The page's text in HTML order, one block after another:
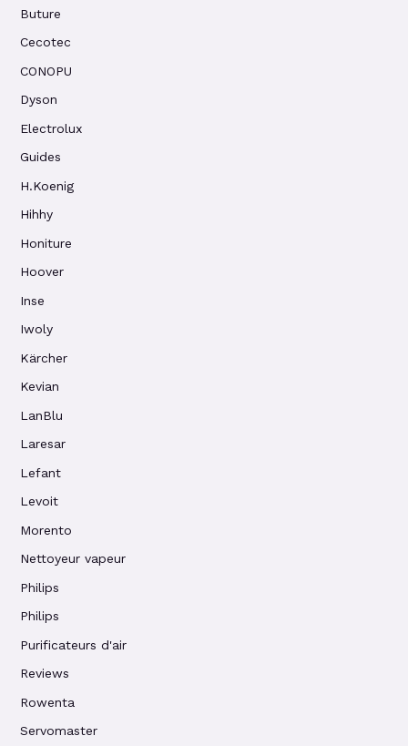
Buture
Cecotec
CONOPU
Dyson
Electrolux
Guides
H.Koenig
Hihhy
Honiture
Hoover
Inse
Iwoly
Kärcher
Kevian
LanBlu
Laresar
Lefant
Levoit
Morento
Nettoyeur vapeur
Philips
Philips
Purificateurs d'air
Reviews
Rowenta
Servomaster